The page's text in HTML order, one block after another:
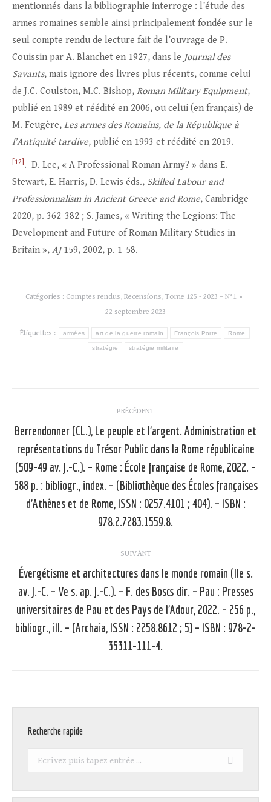
mentionnés dans la bibliographie interroge : l’étude des
armes romaines semble ainsi principalement fondée sur le
seul compte rendu de lecture fait de l’ouvrage de P.
Couissin par A. Blanchet en 1927, dans le Journal des
Savants, mais ignore des livres plus récents, comme celui
de J.C. Coulston, M.C. Bishop, Roman Military Equipment,
publié en 1989 et réédité en 2006, ou celui (en français) de
M. Feugère, Les armes des Romains, de la République à
l’Antiquité tardive, publié en 1993 et réédité en 2019.
[12] . D. Lee, « A Professional Roman Army? » dans E.
Stewart, E. Harris, D. Lewis éds., Skilled Labour and
Professionnalism in Ancient Greece and Rome, Cambridge
2020, p. 362-382 ; S. James, « Writing the Legions: The
Development and Future of Roman Military Studies in
Britain », AJ159, 2002, p. 1-58.
Catégories : Comptes rendus, Recensions, Tome 125 - 2023 – N°1
22 septembre 2023
Étiquettes : armées art de la guerre romain François Porte Rome
stratégie stratégie militaire
article
PRÉCÉDENT
Article
précédent
:
Berrendonner (CL.), Le peuple et l’argent. Administration et
représentations du Trésor Public dans la Rome républicaine
(509-49 av. J.-C.). – Rome : École française de Rome, 2022. –
588 p. : bibliogr., index. – (Bibliothèque des Écoles françaises
d’Athènes et de Rome, ISSN : 0257.4101 ; 404). – ISBN :
978.2.7283.1559.8.
SUIVANT
Article
suivant
Évergétisme et architectures dans le monde romain (IIe s.
av. J.-C. – Ve s. ap. J.-C.). – F. des Boscs dir. – Pau : Presses
universitaires de Pau et des Pays de l’Adour, 2022. – 256 p.,
bibliogr., ill. – (Archaia, ISSN : 2258.8612 ; 5) – ISBN : 978-2-
35311-111-4.
Recherche rapide
Recherche